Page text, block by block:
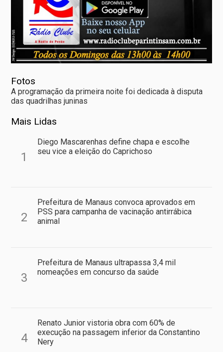
Fotos
A programação da primeira noite foi dedicada à disputa
das quadrilhas juninas
Mais Lidas
1
Diego Mascarenhas define chapa e escolhe
seu vice a eleição do Caprichoso
2
Prefeitura de Manaus convoca aprovados em
PSS para campanha de vacinação antirrábica
animal
3
Prefeitura de Manaus ultrapassa 3,4 mil
nomeações em concurso da saúde
4
Renato Junior vistoria obra com 60% de
execução na passagem inferior da Constantino
Nery